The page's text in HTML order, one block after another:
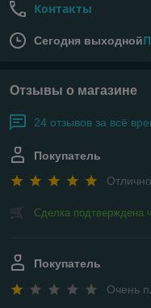
Контакты
Сегодня выходной
Отзывы о магазине
24 отзывов за всё
Покупатель
Отлично
Сделка подтверждена
Покупатель
Очень